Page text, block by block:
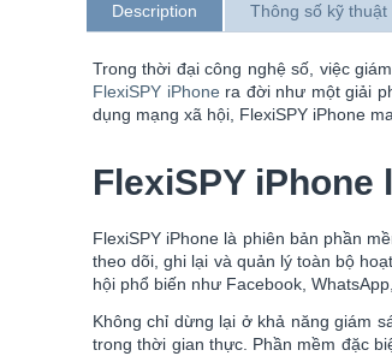
Description Thông số kỹ thuật
Trong thời đại công nghệ số, việc
FlexiSPY iPhone ra đời như một giải
dụng mạng xã hội, FlexiSPY iPhone
FlexiSPY iPhone
FlexiSPY iPhone là phiên bản phần
theo dõi, ghi lại và quản lý toàn bộ
hội phổ biến như Facebook,
Không chỉ dừng lại ở khả năng giám
trong thời gian thực. Phần mềm đặc